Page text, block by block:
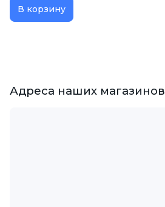
В корзину
Адреса наших магазинов